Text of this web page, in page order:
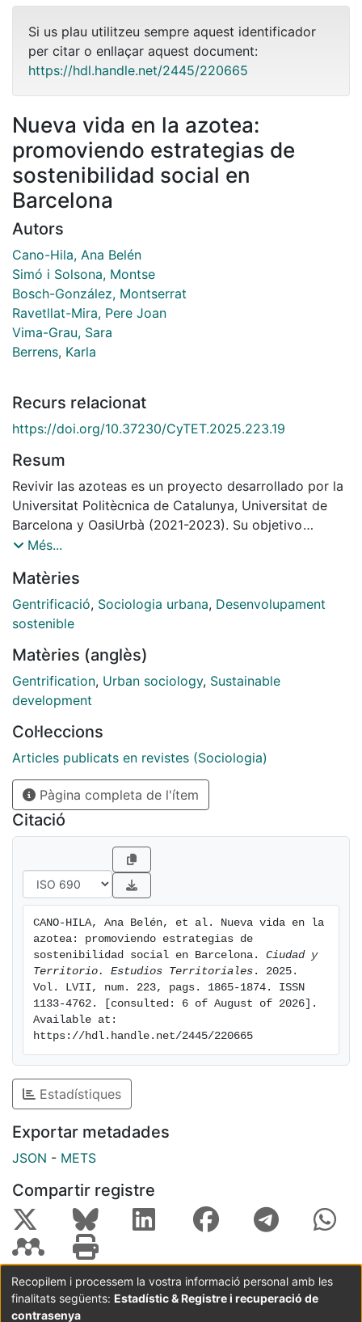
Si us plau utilitzeu sempre aquest identificador
per citar o enllaçar aquest document:
https://hdl.handle.net/2445/220665
Nueva vida en la azotea:
promoviendo estrategias de
sostenibilidad social en
Barcelona
Autors
Cano-Hila, Ana Belén
Simó i Solsona, Montse
Bosch-González, Montserrat
Ravetllat-Mira, Pere Joan
Vima-Grau, Sara
Berrens, Karla
Recurs relacionat
https://doi.org/10.37230/CyTET.2025.223.19
Resum
Revivir las azoteas es un proyecto desarrollado por la
Universitat Politècnica de Catalunya, Universitat de
Barcelona y OasiUrbà (2021-2023). Su objetivo
principal es mejorar la calidad de vida durante el
Ciutat Vella, Barcelona, transformando las azoteas
comunitarias en espacios de cuidados, socialmente
responsables, a través de codiseñar y prototipar
El principal resultado es remarcar las azoteas
comunitarias como infraestructuras sociales clave en
el avance hacia la ecologización urbana. Generar
contribuyendo a la calidad de vida de la ciudadanía,
especialmente en contextos con alta densidad
demográfica y dinámicas de intensa turistificación.
Més...
Matèries
Gentrificació, Sociologia urbana, Desenvolupament
sostenible
Matèries (anglès)
Gentrification, Urban sociology, Sustainable
development
Col·leccions
Articles publicats en revistes (Sociologia)
Pàgina completa de l'ítem
Citació
CANO-HILA, Ana Belén, et al. Nueva vida en la
azotea: promoviendo estrategias de
sostenibilidad social en Barcelona. Ciudad y
Territorio. Estudios Territoriales . 2025.
Vol. LVII, num. 223, pags. 1865-1874. ISSN
1133-4762. [consulted: 6 of August of 2026].
Available at:
https://hdl.handle.net/2445/220665
Estadístiques
Exportar metadades
JSON - METS
Compartir registre
Coordinació:CRAI UB Avís legal
Metadades
subjectes a:
Recopilem i processem la vostra informació personal amb les
finalitats següents: Estadístic & Registre i recuperació de
contrasenya